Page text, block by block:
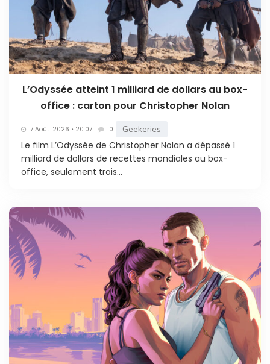
L’Odyssée atteint 1 milliard de dollars au box-
office : carton pour Christopher Nolan
7 Août. 2026 • 20:07 0 Geekeries
Le film L’Odyssée de Christopher Nolan a dépassé 1
milliard de dollars de recettes mondiales au box-
office, seulement trois...